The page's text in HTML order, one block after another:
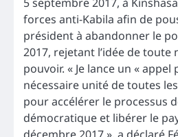
forces anti-Kabila afin de
président à abandonner le
2017, rejetant l’idée de toute
pouvoir. « Je lance un « appel
nécessaire unité de toutes
pour accélérer le processus
démocratique et libérer le